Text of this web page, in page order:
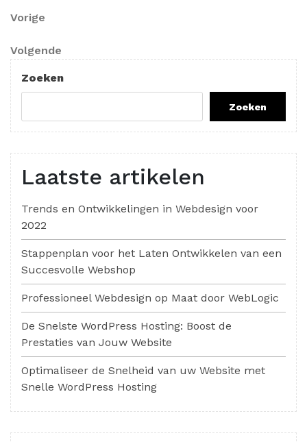
Berichtnavigatie
Vorig
Vorige
Volgend
bericht
Volgende
Zoeken
Zoeken
Laatste artikelen
Trends en Ontwikkelingen in Webdesign voor
2022
Stappenplan voor het Laten Ontwikkelen van een
Succesvolle Webshop
Professioneel Webdesign op Maat door WebLogic
De Snelste WordPress Hosting: Boost de
Prestaties van Jouw Website
Optimaliseer de Snelheid van uw Website met
Snelle WordPress Hosting